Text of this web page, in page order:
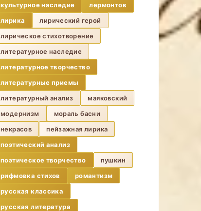
культурное наследие
лермонтов
лирика
лирический герой
лирическое стихотворение
литературное наследие
литературное творчество
литературные приемы
литературный анализ
маяковский
модернизм
мораль басни
некрасов
пейзажная лирика
поэтический анализ
поэтическое творчество
пушкин
рифмовка стихов
романтизм
русская классика
русская литература